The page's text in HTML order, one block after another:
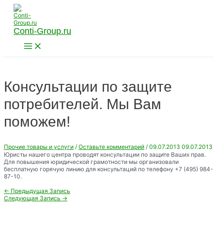
Перейти
содержимому
Conti-Group.ru
Main
Menu
Консультации по защите
потребителей. Мы Вам
поможем!
Прочие товары и услуги / Оставьте комментарий / 09.07.2013 09.07.2013
Юристы нашего центра проводят консультации по защите Ваших прав.
Для повышения юридической грамотности мы организовали
бесплатную горячую линию для консультаций по телефону +7 (495) 984-
87-10.
Навигация
по
← Предыдущая Запись
Следующая Запись →